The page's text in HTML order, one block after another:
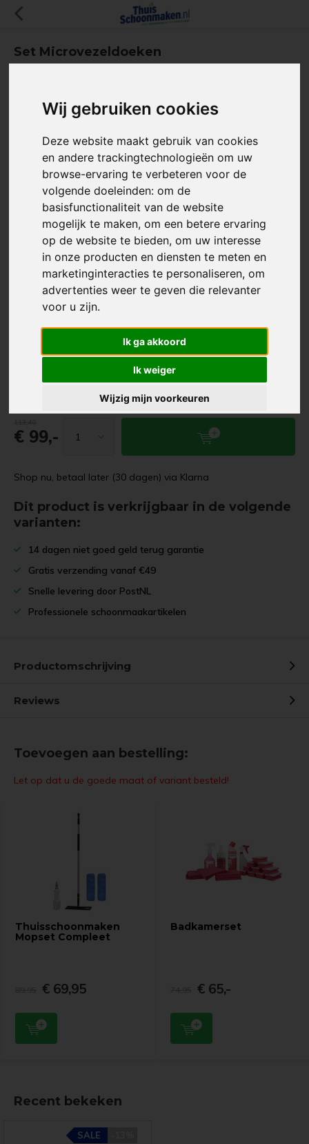
Wij gebruiken cookies
Deze website maakt gebruik van cookies
en andere trackingtechnologieën om uw
browse-ervaring te verbeteren voor de
volgende doeleinden:om de
basisfunctionaliteit van de website
mogelijk te maken,om een betere ervaring
op de website te bieden,om uw interesse
in onze producten en diensten te meten en
marketinginteracties te personaliseren,om
advertenties weer te geven die relevanter
voor u zijn.
Ik ga akkoord
Ik weiger
Wijzig mijn voorkeuren
Set Microvezeldoeken
Artikelcode: TS307
Deze set van hoogwaardige microvezeldoeken biedt een
streeploos en glanzend resultaat op elk oppervlak. Dankzij
en vocht op, zelfs zonder chemische reinigingsmiddelen.
Vandaag besteld, morgen (werkdagen) verzonden!
€ 99,-
Shop nu, betaal later (30 dagen) via Klarna
Dit product is verkrijgbaar in de volgende
varianten:
14 dagen niet goed geld terug garantie
Gratis verzending vanaf €49
Snelle levering door PostNL
Professionele schoonmaakartikelen
Productomschrijving
Reviews
Toevoegen aan bestelling:
Let op dat u de goede maat of variant besteld!
Thuisschoonmaken
Mopset Compleet
€ 69,95
Badkamerset
€ 65,-
Recent bekeken
SALE